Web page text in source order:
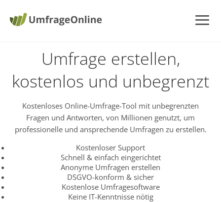
Umfrage erstellen,
kostenlos und unbegrenzt
Kostenloses Online-Umfrage-Tool mit unbegrenzten
Fragen und Antworten, von Millionen genutzt, um
professionelle und ansprechende Umfragen zu erstellen.
Kostenloser Support
Schnell & einfach eingerichtet
Anonyme Umfragen erstellen
DSGVO-konform & sicher
Kostenlose Umfragesoftware
Keine IT-Kenntnisse nötig